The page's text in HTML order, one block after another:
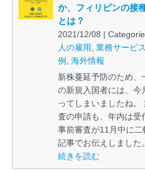
か、フィリピンの接
とは？
2021/12/08 |
人の雇用
業務サービ
例
海外情報
新株蔓延予防のため
の新規入国者には、今
ってしまいましたね
査の申請も、年内は受
事前審査が11月中に
記事でお伝えしました
続きを読む